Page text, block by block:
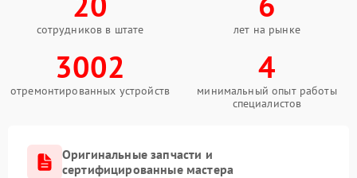
сотрудников в штате лет на рынке
3002
отремонтированных устройств
4
минимальный опыт работы
специалистов
Оригинальные запчасти и
сертифицированные мастера